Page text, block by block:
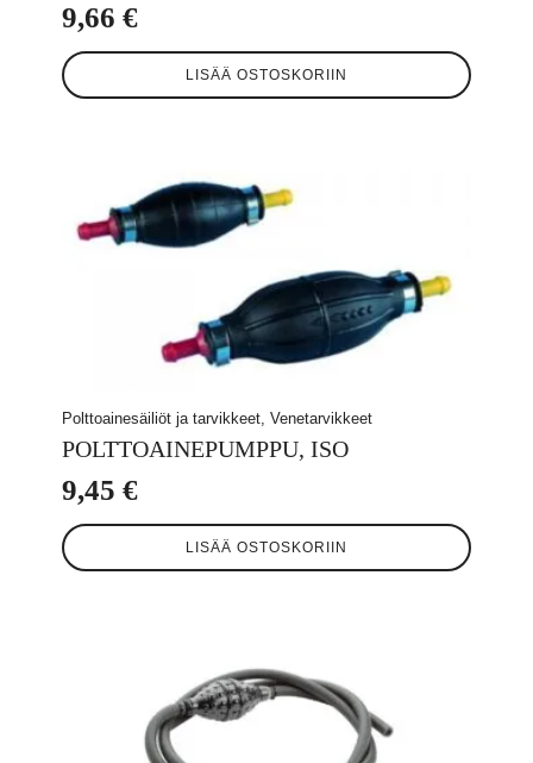
9,66 €
LISÄÄ OSTOSKORIIN
Polttoainesäiliöt ja tarvikkeet, Venetarvikkeet
POLTTOAINEPUMPPU, ISO
9,45 €
LISÄÄ OSTOSKORIIN